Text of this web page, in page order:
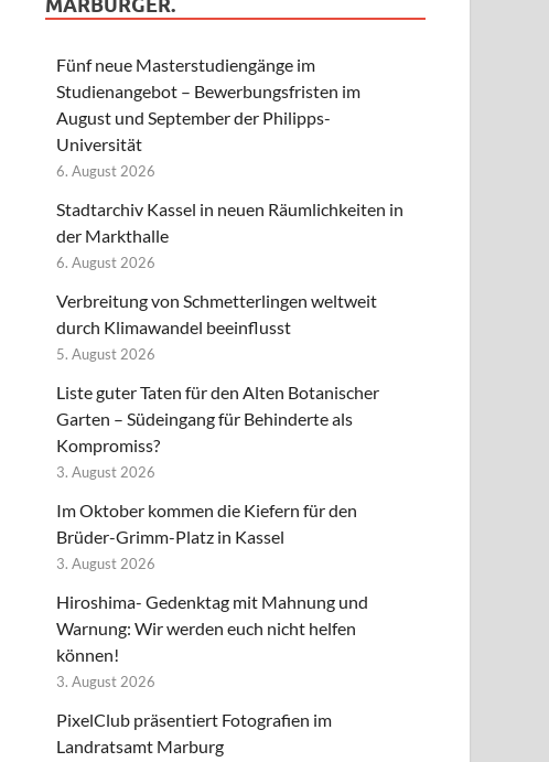
Fünf neue Masterstudiengänge im
Studienangebot – Bewerbungsfristen im
August und September der Philipps-
Universität
6. August 2026
Stadtarchiv Kassel in neuen Räumlichkeiten in
der Markthalle
6. August 2026
Verbreitung von Schmetterlingen weltweit
durch Klimawandel beeinflusst
5. August 2026
Liste guter Taten für den Alten Botanischer
Garten – Südeingang für Behinderte als
Kompromiss?
3. August 2026
Im Oktober kommen die Kiefern für den
Brüder-Grimm-Platz in Kassel
3. August 2026
Hiroshima- Gedenktag mit Mahnung und
Warnung: Wir werden euch nicht helfen
können!
3. August 2026
PixelClub präsentiert Fotografien im
Landratsamt Marburg